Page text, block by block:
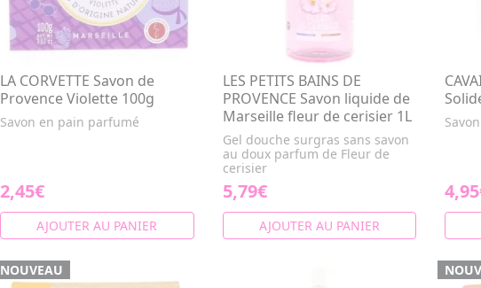
LA CORVETTE Savon de
Provence Violette 100g
Savon en pain parfumé
2,45€
AJOUTER AU PANIER
LES PETITS BAINS DE
PROVENCE Savon liquide de
Marseille fleur de cerisier 1L
Gel douche surgras sans savon
au doux parfum de Fleur de
cerisier
5,79€
AJOUTER AU PANIER
NOUVEAU